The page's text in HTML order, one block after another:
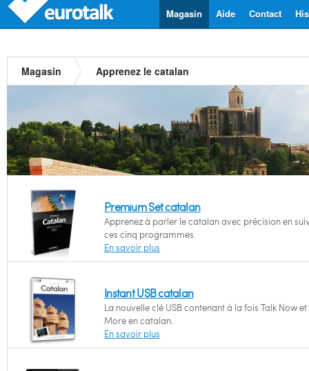
Contact
Aide
Magasin
Magasin Apprenez le catalan
Premium Set catalan
Apprenez à parler le catalan avec précision en
ces cinq programmes.
En savoir plus
Instant USB catalan
La nouvelle clé USB contenant à la fois Talk Now et
More en catalan.
En savoir plus